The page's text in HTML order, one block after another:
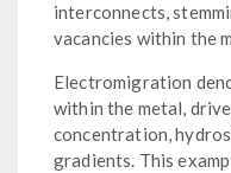
interconnects,
vacancies within the
Electromigration
within the metal,
concentration,
gradients. This